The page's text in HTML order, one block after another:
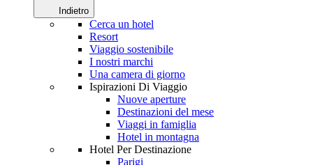
Indietro
Cerca un hotel
Resort
Viaggio sostenibile
I nostri marchi
Una camera di giorno
Ispirazioni Di Viaggio
Nuove aperture
Destinazioni del mese
Viaggi in famiglia
Hotel in montagna
Hotel Per Destinazione
Parigi